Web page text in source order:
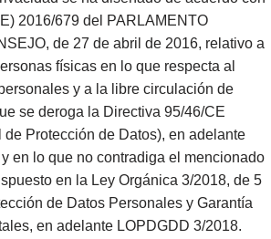
2016/679 del PARLAMENTO
de 27 de abril de 2016, relativo a
físicas en lo que respecta al
y a la libre circulación de
se deroga la Directiva 95/46/CE
de Protección de Datos), en adelante
en lo que no contradiga el mencionado
en la Ley Orgánica 3/2018, de 5
de Datos Personales y Garantía
en adelante LOPDGDD 3/2018.